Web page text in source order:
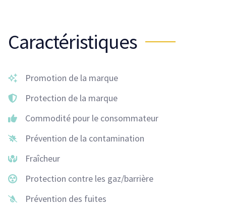
Caractéristiques
Promotion de la marque
Protection de la marque
Commodité pour le consommateur
Prévention de la contamination
Fraîcheur
Protection contre les gaz/barrière
Prévention des fuites